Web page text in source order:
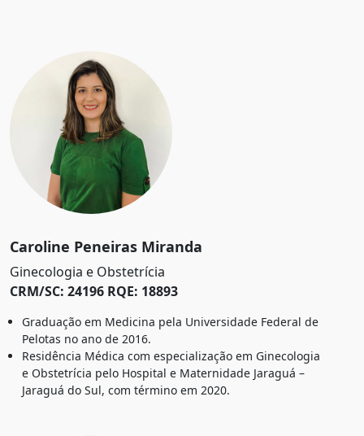
Caroline Peneiras Miranda
Ginecologia e Obstetrícia
CRM/SC: 24196 RQE: 18893
Graduação em Medicina pela Universidade Federal de
Pelotas no ano de 2016.
Residência Médica com especialização em Ginecologia
e Obstetrícia pelo Hospital e Maternidade Jaraguá –
Jaraguá do Sul, com término em 2020.